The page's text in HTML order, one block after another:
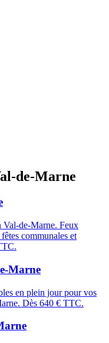
de-Marne
Val-de-Marne. Feux
communales et
Marne
en plein jour pour vos
Dès 640 € TTC.